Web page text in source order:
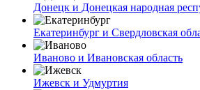
Донецк и Донецкая народная
Екатеринбург и Свердловская
Иваново и Ивановская область
Ижевск и Удмуртия